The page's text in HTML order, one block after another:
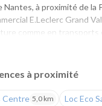
Nantes, à proximité de la
E.Leclerc Grand
comme en transports
et aux
compétitifs et de
à proximité
Centre 5,0 km Loc Eco